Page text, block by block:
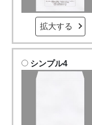
拡大する
シンプル4